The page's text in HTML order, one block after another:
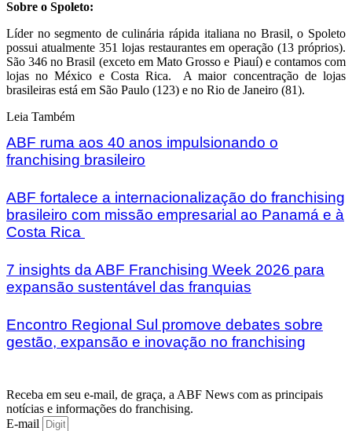
Sobre o Spoleto:
Líder no segmento de culinária rápida italiana no Brasil, o Spoleto
possui atualmente 351 lojas restaurantes em operação (13 próprios).
São 346 no Brasil (exceto em Mato Grosso e Piauí) e contamos com
lojas no México e Costa Rica. A maior concentração de lojas
brasileiras está em São Paulo (123) e no Rio de Janeiro (81).
Leia Também
ABF ruma aos 40 anos impulsionando o
franchising brasileiro
ABF fortalece a internacionalização do franchising
brasileiro com missão empresarial ao Panamá e à
Costa Rica
7 insights da ABF Franchising Week 2026 para
expansão sustentável das franquias
Encontro Regional Sul promove debates sobre
gestão, expansão e inovação no franchising
Receba em seu e-mail, de graça, a ABF News com as principais
notícias e informações do franchising.
E-mail